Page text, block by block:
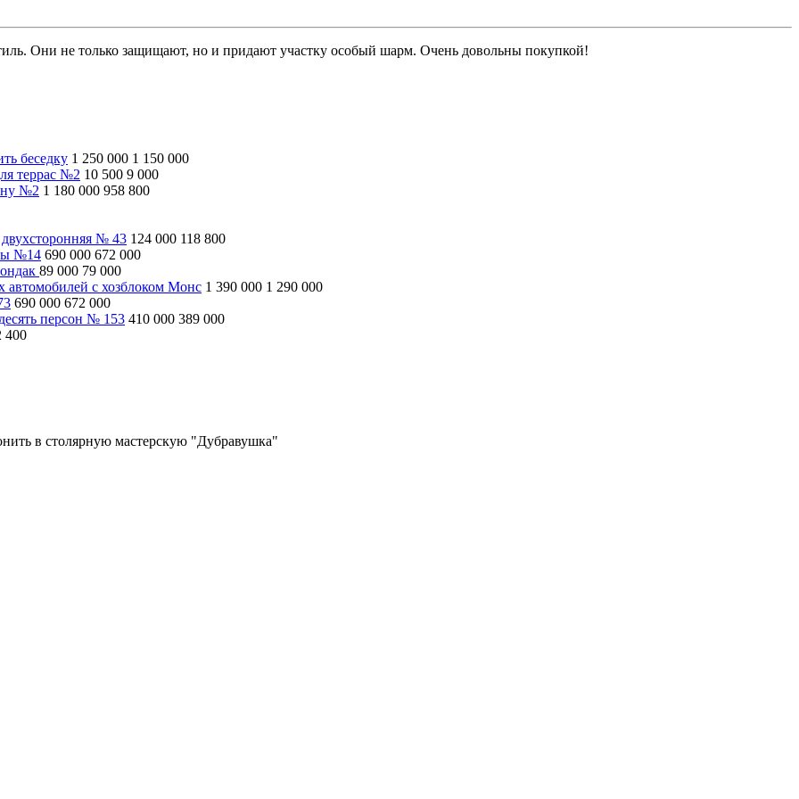
Они не только защищают, но и придают участку особый шарм. Очень довольны покупкой!
беседку 1 250 000 1 150 000
террас №2 10 500 9 000
№2 1 180 000 958 800
№ 43 124 000 118 800
№14 690 000 672 000
89 000 79 000
автомобилей с хозблоком Монс 1 390 000 1 290 000
690 000 672 000
персон № 153 410 000 389 000
400
в столярную мастерскую "Дубравушка"